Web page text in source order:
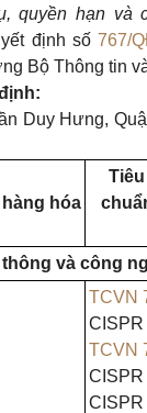
quyền hạn và
định số 767/
Bộ Thông tin
Duy Hưng,
hóa
và công
TCVN
CISPR
TCVN
CISPR
CISPR